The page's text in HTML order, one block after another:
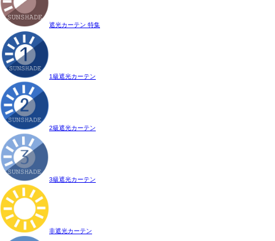
遮光カーテン 特集
1級遮光カーテン
2級遮光カーテン
3級遮光カーテン
非遮光カーテン